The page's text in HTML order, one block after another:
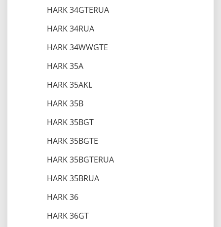
HARK 34GTERUA
HARK 34RUA
HARK 34WWGTE
HARK 35A
HARK 35AKL
HARK 35B
HARK 35BGT
HARK 35BGTE
HARK 35BGTERUA
HARK 35BRUA
HARK 36
HARK 36GT